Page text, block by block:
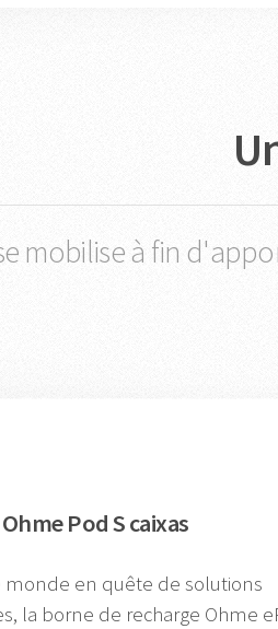
mobilise à fin
Pod S caixas
monde en quête de solutions
la borne de recharge Ohme